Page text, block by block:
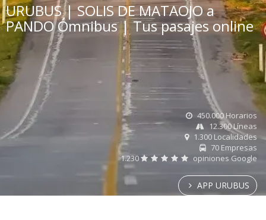
URUBUS | SOLIS DE MATAOJO a
PANDO Ómnibus | Tus pasajes online
450.000 Horarios
12.300 Líneas
1.300 Localidades
70 Empresas
1.230
opiniones Google
APP URUBUS